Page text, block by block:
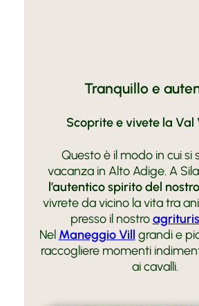
Tranquillo e
Scoprite e vivete la Val
Questo è il modo in cui si
vacanza in Alto Adige. A
l’autentico spirito del
vivrete da vicino la vita tra
presso il nostro
Nel Maneggio Vill grandi e
raccogliere momenti
ai cavalli.